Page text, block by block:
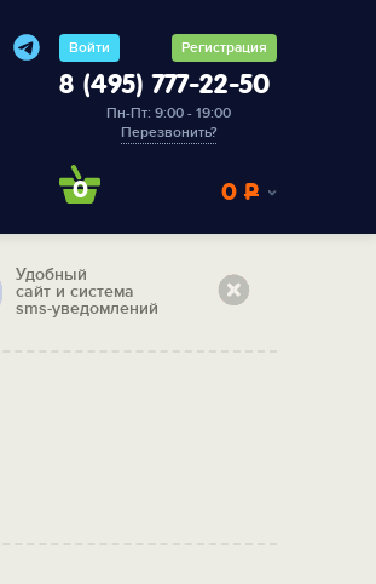
Войти Регистрация
8 (495) 777-22-50
Пн-Пт: 9:00 - 19:00
Перезвонить?
0 0 Р
Удобный
сайт и система
sms-уведомлений